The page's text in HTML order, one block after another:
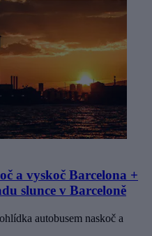
a vyskoč Barcelona +
slunce v Barceloně
autobusem naskoč a